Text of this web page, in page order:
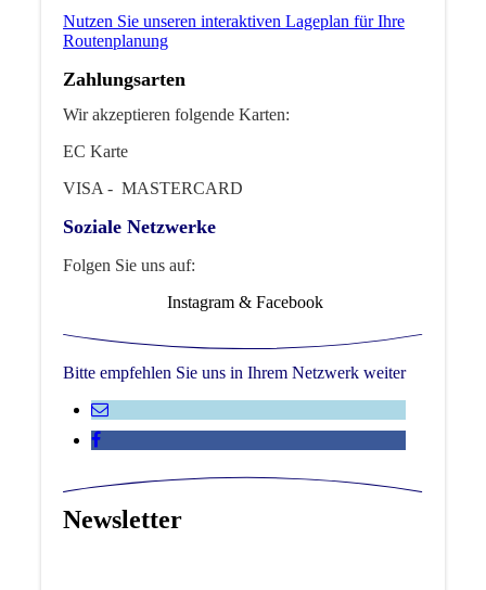
Nutzen Sie unseren interaktiven La­ge­plan für Ihre
Routenplanung
Zahlungsarten
Wir akzeptieren folgende Karten:
EC Karte
VISA - MASTERCARD
Soziale Netzwerke
Folgen Sie uns auf:
Instagram & Facebook
Bitte empfehlen Sie uns in Ihrem Netzwerk weiter
Newsletter